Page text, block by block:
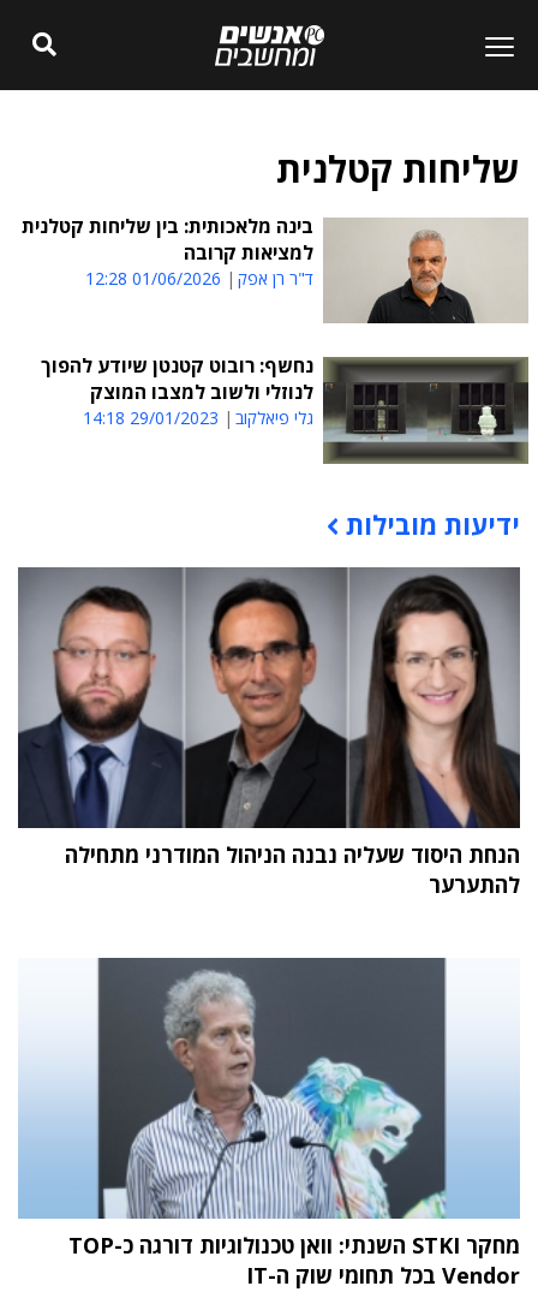
שליחות קטלנית
בינה מלאכותית: בין שליחות קטלנית
למציאות קרובה
ד"ר רן אפק 01/06/2026 12:28
נחשף: רובוט קטנטן שיודע להפוך
לנוזלי ולשוב למצבו המוצק
גלי פיאלקוב 29/01/2023 14:18
תוכן פרסומי
ידיעות מובילות
הנחת היסוד שעליה נבנה הניהול המודרני מתחילה
להתערער
מחקר STKI השנתי: וואן טכנולוגיות דורגה כ-TOP
Vendor בכל תחומי שוק ה-IT